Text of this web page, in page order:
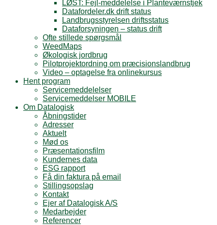
LØST: Fejl-meddelelse i Planteværnstjek
Datafordeler.dk drift status
Landbrugsstyrelsen driftsstatus
Dataforsyningen – status drift
Ofte stillede spørgsmål
WeedMaps
Økologisk jordbrug
Pilotprojektordning om præcisionslandbrug
Video – optagelse fra onlinekursus
Hent program
Servicemeddelelser
Servicemeddelser MOBILE
Om Datalogisk
Åbningstider
Adresser
Aktuelt
Mød os
Præsentationsfilm
Kundernes data
ESG rapport
Få din faktura på email
Stillingsopslag
Kontakt
Ejer af Datalogisk A/S
Medarbejder
Referencer